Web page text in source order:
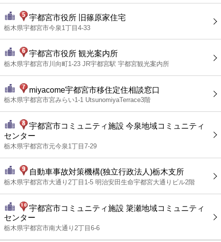
宇都宮市役所 旧篠原家住宅
栃木県宇都宮市今泉1丁目4-33
宇都宮市役所 観光案内所
栃木県宇都宮市川向町1-23 JR宇都宮駅 宇都宮観光案内所
miyacome宇都宮市移住定住相談窓口
栃木県宇都宮市宮みらい1-1 UtsunomiyaTerrace3階
宇都宮市コミュニティ施設 今泉地域コミュニティ
センター
栃木県宇都宮市元今泉1丁目7-29
自動車事故対策機構(独立行政法人)栃木支所
栃木県宇都宮市大通り2丁目1-5 明治安田生命宇都宮大通りビル2階
宇都宮市コミュニティ施設 簗瀬地域コミュニティ
センター
栃木県宇都宮市南大通り2丁目6-6